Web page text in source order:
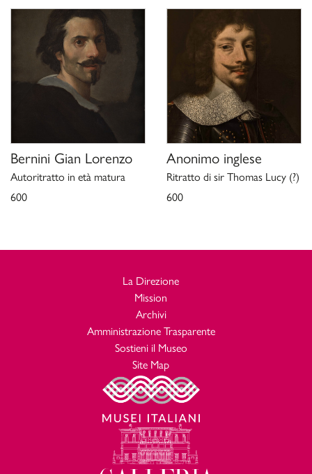
Bernini Gian Lorenzo
Autoritratto in età matura
600
Anonimo inglese
Ritratto di sir Thomas Lucy (?)
600
La Direzione
Mission
Archivi
Amministrazione Trasparente
Sostieni il Museo
Site Map